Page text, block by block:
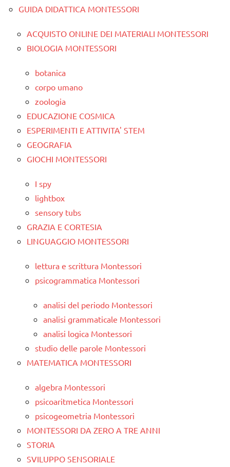
GUIDA DIDATTICA MONTESSORI
ACQUISTO ONLINE DEI MATERIALI MONTESSORI
BIOLOGIA MONTESSORI
botanica
corpo umano
zoologia
EDUCAZIONE COSMICA
ESPERIMENTI E ATTIVITA' STEM
GEOGRAFIA
GIOCHI MONTESSORI
I spy
lightbox
sensory tubs
GRAZIA E CORTESIA
LINGUAGGIO MONTESSORI
lettura e scrittura Montessori
psicogrammatica Montessori
analisi del periodo Montessori
analisi grammaticale Montessori
analisi logica Montessori
studio delle parole Montessori
MATEMATICA MONTESSORI
algebra Montessori
psicoaritmetica Montessori
psicogeometria Montessori
MONTESSORI DA ZERO A TRE ANNI
STORIA
SVILUPPO SENSORIALE